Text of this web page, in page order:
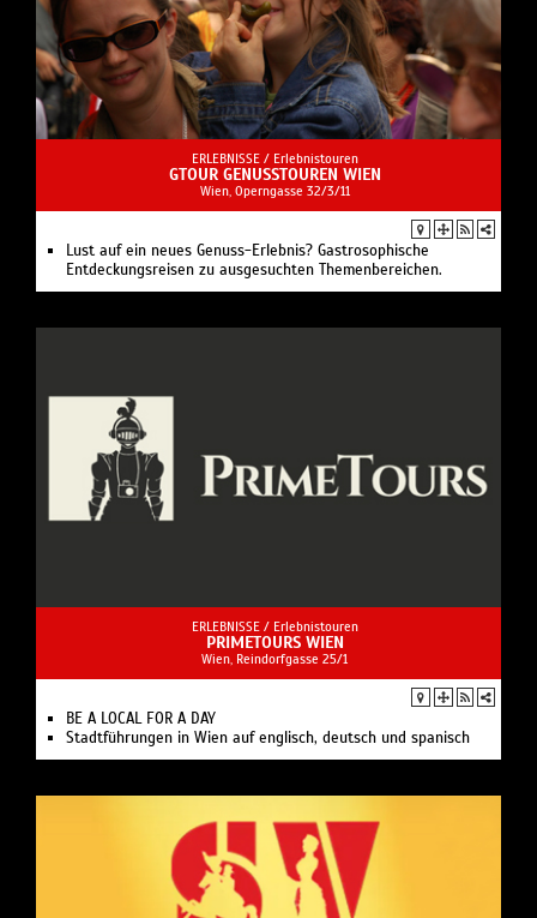
ERLEBNISSE / Erlebnistouren
GTOUR GENUSSTOUREN WIEN
Wien, Operngasse 32/3/11
Lust auf ein neues Genuss-Erlebnis? Gastrosophische
Entdeckungsreisen zu ausgesuchten Themenbereichen.
ERLEBNISSE / Erlebnistouren
PRIMETOURS WIEN
Wien, Reindorfgasse 25/1
BE A LOCAL FOR A DAY
Stadtführungen in Wien auf englisch, deutsch und spanisch